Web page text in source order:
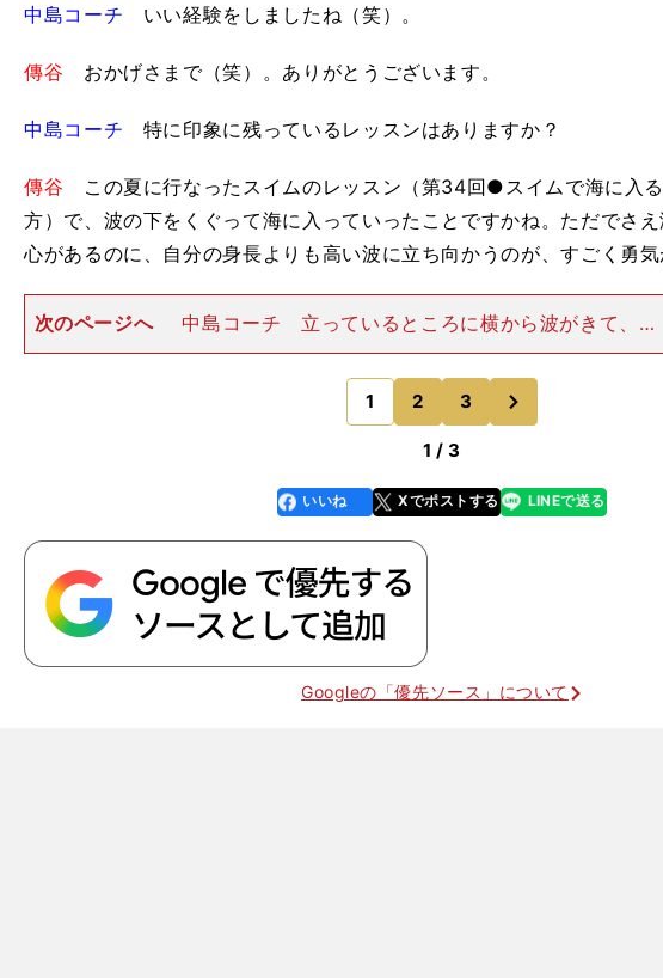
中島コーチ いい経験をしましたね（笑）。
傳谷 おかげさまで（笑）。ありがとうございます。
中島コーチ 特に印象に残っているレッスンはありますか？
傳谷 この夏に行なったスイムのレッスン（第34回●スイムで海に入
方）で、波の下をくぐって海に入っていったことですかね。ただでさ
心があるのに、自分の身長よりも高い波に立ち向かうのが、すごく勇気
次のページへ
中島コーチ 立っているところに横から波がきて、バ
ーンと体が持っていかれる経験が誰しもあると思うので、それに突っ
んでいくのはやはり怖いですよね。傳谷 でも、いざ波をくぐってみる
と、コーチも言っていた
1 2 3
1 / 3
faceboo
k
いいね Xでポストする
line LINEで送る
Googleの「優先ソース」について
AX